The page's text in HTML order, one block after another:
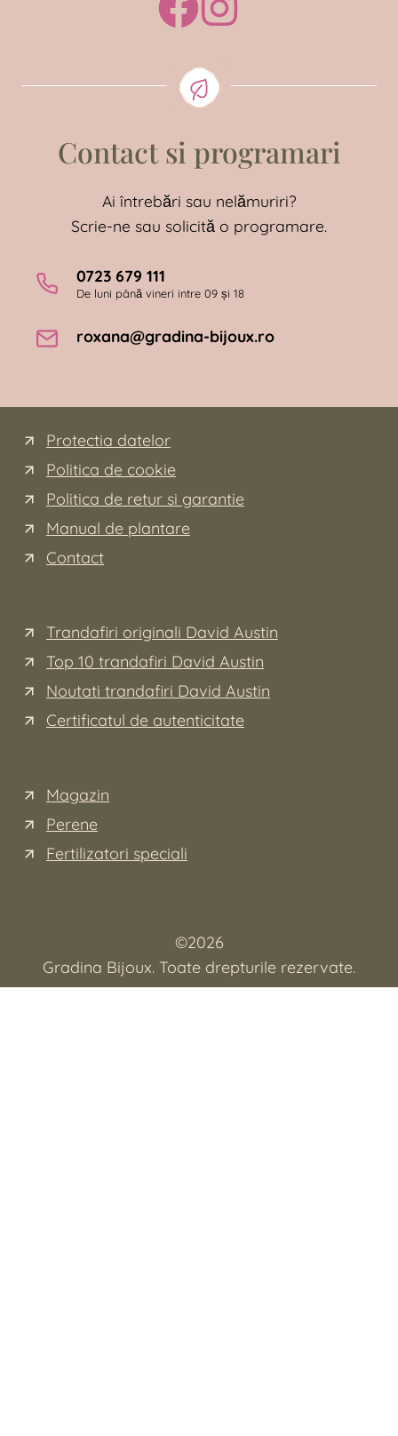
Contact si programari
Ai întrebări sau nelămuriri?
Scrie-ne sau solicită o programare.
0723 679 111
De luni până vineri intre 09 și 18
roxana@gradina-bijoux.ro
Protectia datelor
Politica de cookie
Politica de retur si garantie
Manual de plantare
Contact
Trandafiri originali David Austin
Top 10 trandafiri David Austin
Noutati trandafiri David Austin
Certificatul de autenticitate
Magazin
Perene
Fertilizatori speciali
©2026
Gradina Bijoux. Toate drepturile rezervate.